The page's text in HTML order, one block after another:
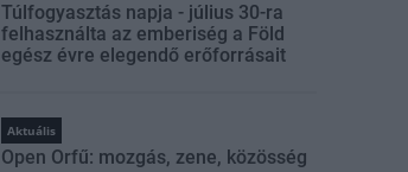
Túlfogyasztás napja - július 30-ra
felhasználta az emberiség a Föld
egész évre elegendő erőforrásait
Aktuális
Open Orfű: mozgás, zene, közösség